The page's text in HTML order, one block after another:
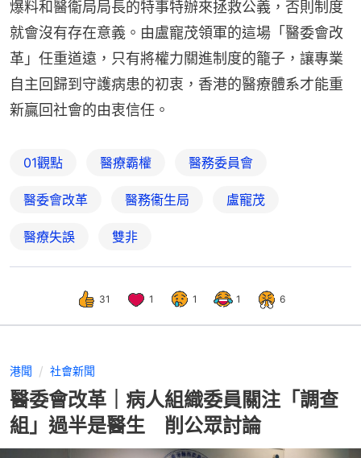
爆料和醫衞局局長的特事特辦來拯救公義，否則制度
就會沒有存在意義。由盧寵茂領軍的這場「醫委會改
革」任重道遠，只有將權力關進制度的籠子，讓專業
自主回歸到守護病患的初衷，香港的醫療體系才能重
新贏回社會的由衷信任。
01觀點 醫療霸權 醫務委員會
醫委會改革 醫務衞生局 盧寵茂
醫療失誤 雙非
31 1 1 1 6
港聞 社會新聞
醫委會改革｜病人組織委員關注「調查
組」過半是醫生 削公眾討論